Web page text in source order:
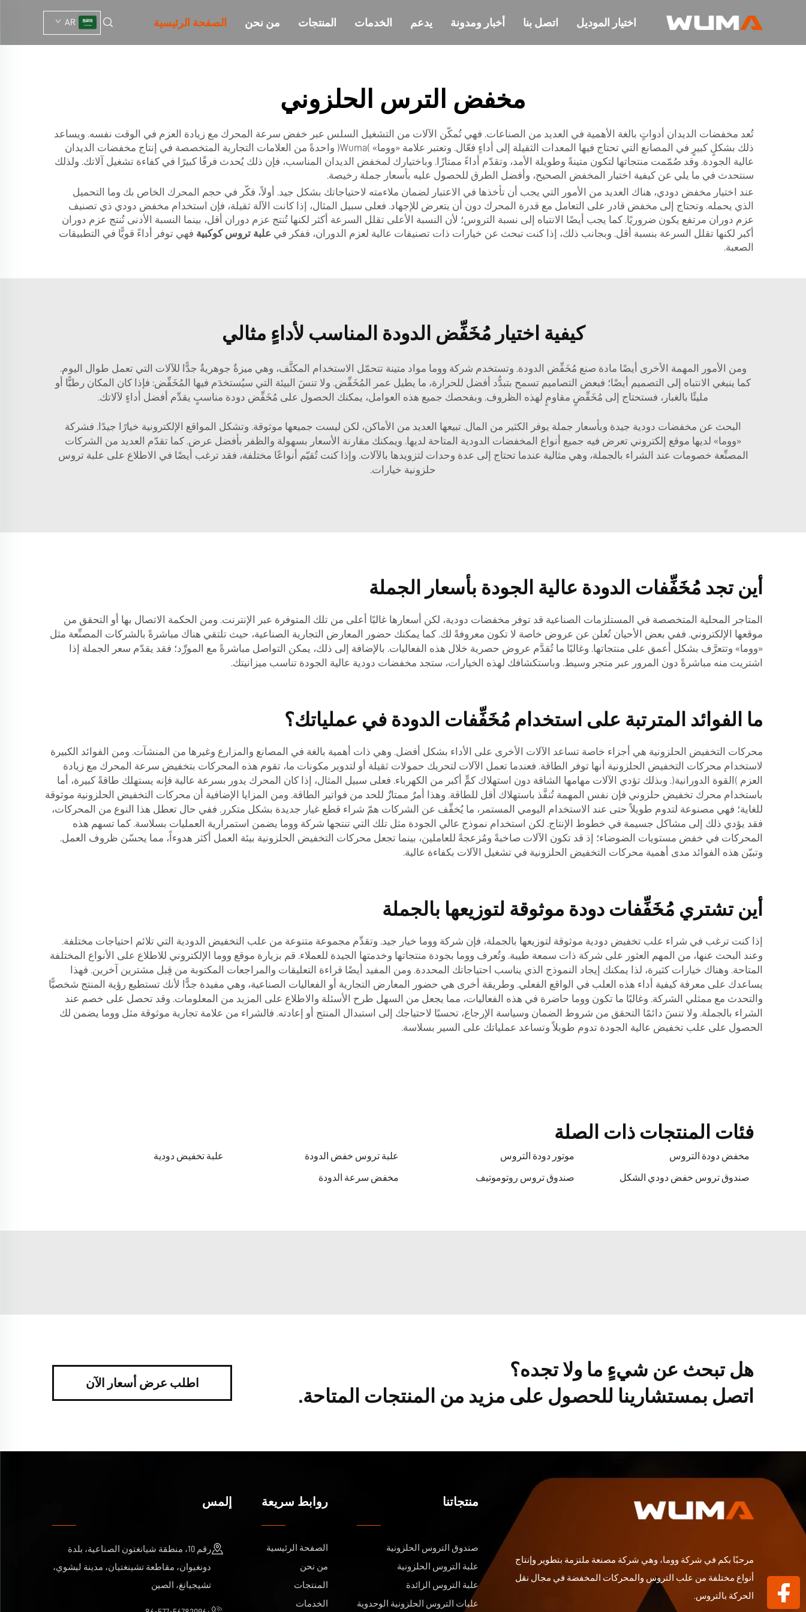
الصفحة الرئيسية من نحن المنتجات الخدمات يدعم أخبار ومدونة اتصل بنا اختيار الموديل AR
مخفض الترس الحلزوني
تُعد مخفضات الديدان أدواتٍ بالغة الأهمية في العديد من الصناعات. فهي تُمكّن الآلات من التشغيل السلس عبر خفض سرعة المحرك مع زيادة العزم في الوقت نفسه. ويساعد
ذلك بشكلٍ كبيرٍ في المصانع التي تحتاج فيها المعدات الثقيلة إلى أداءٍ فعّال. وتعتبر علامة «ووما» (Wuma) واحدةً من العلامات التجارية المتخصصة في إنتاج مخفضات الديدان
عالية الجودة. وقد صُمّمت منتجاتها لتكون متينةً وطويلة الأمد، وتقدّم أداءً ممتازًا. وباختيارك لمخفض الديدان المناسب، فإن ذلك يُحدث فرقًا كبيرًا في كفاءة تشغيل آلاتك. ولذلك
سنتحدث في ما يلي عن كيفية اختيار المخفض الصحيح، وأفضل الطرق للحصول عليه بأسعار جملة رخيصة.
عند اختيار مخفض دودي، هناك العديد من الأمور التي يجب أن تأخذها في الاعتبار لضمان ملاءمته لاحتياجاتك بشكل جيد. أولاً، فكّر في حجم المحرك الخاص بك وما التحميل
الذي يحمله. وتحتاج إلى مخفض قادر على التعامل مع قدرة المحرك دون أن يتعرض للإجهاد. فعلى سبيل المثال، إذا كانت الآلة ثقيلة، فإن استخدام مخفض دودي ذي تصنيف
عزم دوران مرتفع يكون ضروريًا. كما يجب أيضًا الانتباه إلى نسبة التروس؛ لأن النسبة الأعلى تقلل السرعة أكثر لكنها تُنتج عزم دوران أقل، بينما النسبة الأدنى تُنتج عزم دوران
أكبر لكنها تقلل السرعة بنسبة أقل. وبجانب ذلك، إذا كنت تبحث عن خيارات ذات تصنيفات عالية لعزم الدوران، ففكر في علبة تروس كوكبية فهي توفر أداءً قويًّا في التطبيقات
الصعبة.
كيفية اختيار مُخَفِّض الدودة المناسب لأداءٍ مثالي
ومن الأمور المهمة الأخرى أيضًا مادة صنع مُخَفِّض الدودة. وتستخدم شركة ووما مواد متينة تتحمّل الاستخدام المكثَّف، وهي ميزةٌ جوهريةٌ جدًّا للآلات التي تعمل طوال اليوم.
كما ينبغي الانتباه إلى التصميم أيضًا؛ فبعض التصاميم تسمح بتبدُّد أفضل للحرارة، ما يطيل عمر المُخَفِّض. ولا تنسَ البيئة التي سيُستخدَم فيها المُخَفِّض: فإذا كان المكان رطبًّا أو
مليئًا بالغبار، فستحتاج إلى مُخَفِّضٍ مقاومٍ لهذه الظروف. وبفحصك جميع هذه العوامل، يمكنك الحصول على مُخَفِّض دودة مناسبٍ يقدِّم أفضل أداءٍ لآلاتك.
البحث عن مخفضات دودية جيدة وبأسعار جملة يوفر الكثير من المال. تبيعها العديد من الأماكن، لكن ليست جميعها موثوقة. وتشكل المواقع الإلكترونية خيارًا جيدًا. فشركة
«ووما» لديها موقع إلكتروني تعرض فيه جميع أنواع المخفضات الدودية المتاحة لديها. ويمكنك مقارنة الأسعار بسهولة والظفر بأفضل عرض. كما تقدّم العديد من الشركات
المصنِّعة خصومات عند الشراء بالجملة، وهي مثالية عندما تحتاج إلى عدة وحدات لتزويدها بالآلات. وإذا كنت تُقيّم أنواعًا مختلفة، فقد ترغب أيضًا في الاطلاع على علبة تروس
حلزونية خيارات.
أين تجد مُخَفِّفات الدودة عالية الجودة بأسعار الجملة
المتاجر المحلية المتخصصة في المستلزمات الصناعية قد توفر مخفضات دودية، لكن أسعارها غالبًا أعلى من تلك المتوفرة عبر الإنترنت. ومن الحكمة الاتصال بها أو التحقق من
موقعها الإلكتروني. ففي بعض الأحيان تُعلن عن عروض خاصة لا تكون معروفةً لك. كما يمكنك حضور المعارض التجارية الصناعية، حيث تلتقي هناك مباشرةً بالشركات المصنِّعة مثل
«ووما» وتتعرَّف بشكل أعمق على منتجاتها. وغالبًا ما تُقدَّم عروض حصرية خلال هذه الفعاليات. بالإضافة إلى ذلك، يمكن التواصل مباشرةً مع المورِّد؛ فقد يقدّم سعر الجملة إذا
اشتريت منه مباشرةً دون المرور عبر متجر وسيط. وباستكشافك لهذه الخيارات، ستجد مخفضات دودية عالية الجودة تناسب ميزانيتك.
ما الفوائد المترتبة على استخدام مُخَفِّفات الدودة في عملياتك؟
محركات التخفيض الحلزونية هي أجزاء خاصة تساعد الآلات الأخرى على الأداء بشكل أفضل. وهي ذات أهمية بالغة في المصانع والمزارع وغيرها من المنشآت. ومن الفوائد الكبيرة
لاستخدام محركات التخفيض الحلزونية أنها توفر الطاقة. فعندما تعمل الآلات لتحريك حمولات ثقيلة أو لتدوير مكونات ما، تقوم هذه المحركات بتخفيض سرعة المحرك مع زيادة
العزم (القوة الدورانية). وبذلك تؤدي الآلات مهامها الشاقة دون استهلاك كمٍّ أكبر من الكهرباء. فعلى سبيل المثال، إذا كان المحرك يدور بسرعة عالية فإنه يستهلك طاقةً كبيرة، أما
باستخدام محرك تخفيض حلزوني فإن نفس المهمة تُنفَّذ باستهلاك أقل للطاقة. وهذا أمرٌ ممتازٌ للحد من فواتير الطاقة. ومن المزايا الإضافية أن محركات التخفيض الحلزونية موثوقة
للغاية؛ فهي مصنوعة لتدوم طويلاً حتى عند الاستخدام اليومي المستمر، ما يُخفِّف عن الشركات همّ شراء قطع غيار جديدة بشكل متكرر. ففي حال تعطل هذا النوع من المحركات،
فقد يؤدي ذلك إلى مشاكل جسيمة في خطوط الإنتاج. لكن استخدام نموذج عالي الجودة مثل تلك التي تنتجها شركة ووما يضمن استمرارية العمليات بسلاسة. كما تسهم هذه
المحركات في خفض مستويات الضوضاء؛ إذ قد تكون الآلات صاخبةً ومُزعجةً للعاملين، بينما تجعل محركات التخفيض الحلزونية بيئة العمل أكثر هدوءاً، مما يحسّن ظروف العمل.
وتبيّن هذه الفوائد مدى أهمية محركات التخفيض الحلزونية في تشغيل الآلات بكفاءة عالية.
أين تشتري مُخَفِّفات دودة موثوقة لتوزيعها بالجملة
إذا كنت ترغب في شراء علب تخفيض دودية موثوقة لتوزيعها بالجملة، فإن شركة ووما خيار جيد. وتقدِّم مجموعة متنوعة من علب التخفيض الدودية التي تلائم احتياجات مختلفة.
وعند البحث عنها، من المهم العثور على شركة ذات سمعة طيبة. وتُعرف ووما بجودة منتجاتها وخدمتها الجيدة للعملاء. قم بزيارة موقع ووما الإلكتروني للاطلاع على الأنواع المختلفة
المتاحة. وهناك خيارات كثيرة، لذا يمكنك إيجاد النموذج الذي يناسب احتياجاتك المحددة. ومن المفيد أيضًا قراءة التعليقات والمراجعات المكتوبة من قِبل مشترين آخرين. فهذا
يساعدك على معرفة كيفية أداء هذه العلب في الواقع الفعلي. وطريقة أخرى هي حضور المعارض التجارية أو الفعاليات الصناعية، وهي مفيدة جدًّا لأنك تستطيع رؤية المنتج شخصيًّا
والتحدث مع ممثلي الشركة. وغالبًا ما تكون ووما حاضرة في هذه الفعاليات، مما يجعل من السهل طرح الأسئلة والاطلاع على المزيد من المعلومات. وقد تحصل على خصم عند
الشراء بالجملة. ولا تنسَ دائمًا التحقق من شروط الضمان وسياسة الإرجاع، تحسبًا لاحتياجك إلى استبدال المنتج أو إعادته. فالشراء من علامة تجارية موثوقة مثل ووما يضمن لك
الحصول على علب تخفيض عالية الجودة تدوم طويلاً وتساعد عملياتك على السير بسلاسة.
فئات المنتجات ذات الصلة
مخفض دودة التروس موتور دودة التروس علبة تروس خفض الدودة علبة تخفيض دودية
صندوق تروس خفض دودي الشكل صندوق تروس روتوموتيف مخفض سرعة الدودة
هل تبحث عن شيءٍ ما ولا تجده؟
اتصل بمستشارينا للحصول على مزيد من المنتجات المتاحة.
اطلب عرض أسعار الآن
مرحبًا بكم في شركة ووما، وهي شركة مصنعة ملتزمة بتطوير وإنتاج
أنواع مختلفة من علب التروس والمحركات المخفضة في مجال نقل
الحركة بالتروس.
منتجاتنا
صندوق التروس الحلزونية
علبة التروس الحلزونية
علبة التروس الزائدة
علبات التروس الحلزونية الوحدوية
روابط سريعة
الصفحة الرئيسية
من نحن
المنتجات
الخدمات
إلمس
رقم 10، منطقة شيانغتون الصناعية، بلدة
دونغيوان، مقاطعة تشينغتيان، مدينة ليشوي،
تشيجيانغ، الصين